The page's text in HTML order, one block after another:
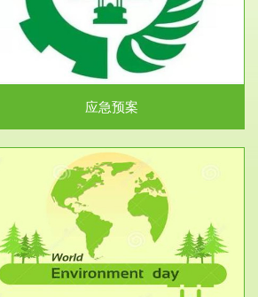
应急预案
清洁生产审核
根据《中华人民共和国清洁生产促进法》、《清
洁生产审核暂行办法...
服务范围
VOCs在线监测
根据《重点区域大气污染防治“十二五”规划》有